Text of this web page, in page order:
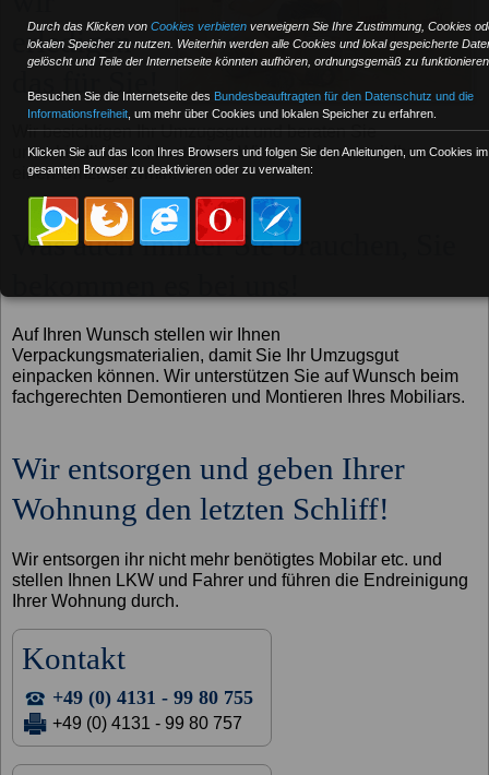
erledigen
Wir besichtigen Ihr Umzugsgut und beraten Sie
unverbindlich und kostenlos. Wir vereinbaren mit Ihnen
einen Umzugstermin!
Was auch immer Sie brauchen, Sie
Auf Ihren Wunsch stellen wir Ihnen
Verpackungsmaterialien, damit Sie Ihr Umzugsgut
einpacken können. Wir unterstützen Sie auf Wunsch beim
fachgerechten Demontieren und Montieren Ihres Mobiliars.
Wir entsorgen und geben Ihrer
Wohnung den letzten Schliff!
Wir entsorgen ihr nicht mehr benötigtes Mobilar etc. und
stellen Ihnen LKW und Fahrer und führen die Endreinigung
Ihrer Wohnung durch.
Kontakt
+49 (0) 4131 - 99 80 755
+49 (0) 4131 - 99 80 757
Durch das Klicken von Cookies verbieten verweigern Sie Ihre Zustimmung, Cookies
lokalen Speicher zu nutzen. Weiterhin werden alle Cookies und lokal gespeicherte
gelöscht und Teile der Internetseite könnten aufhören, ordnungsgemäß zu
Besuchen Sie die Internetseite des Bundesbeauftragten für den Datenschutz und die
Informationsfreiheit , um mehr über Cookies und lokalen Speicher zu erfahren.
Klicken Sie auf das Icon Ihres Browsers und folgen Sie den Anleitungen, um Cookies im
gesamten Browser zu deaktivieren oder zu verwalten: